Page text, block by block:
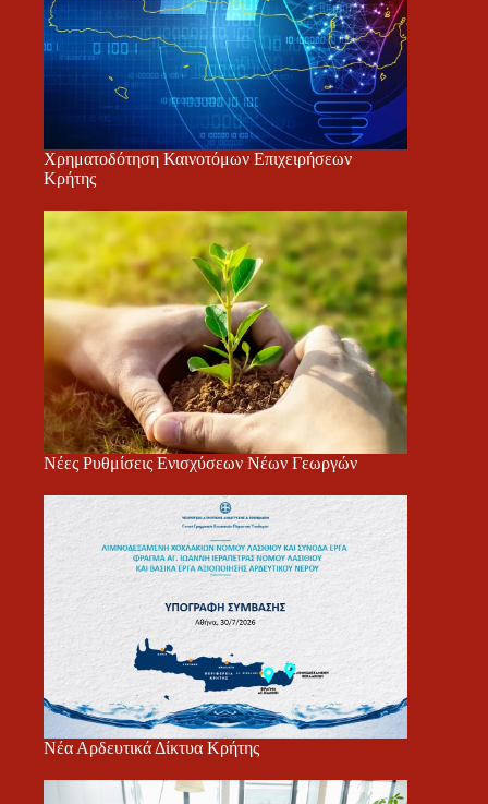
Χρηματοδότηση Καινοτόμων Επιχειρήσεων
Κρήτης
Νέες Ρυθμίσεις Ενισχύσεων Νέων Γεωργών
Νέα Αρδευτικά Δίκτυα Κρήτης